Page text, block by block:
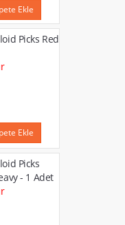
Ekle
Picks Red
Ekle
Picks
- 1 Adet